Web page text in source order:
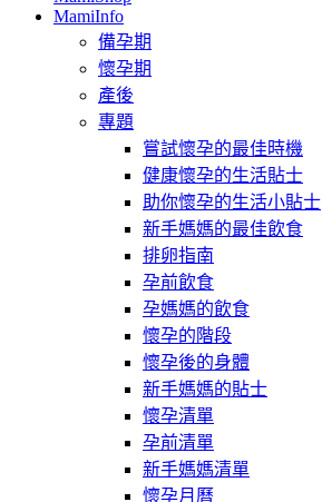
MamiInfo
備孕期
懷孕期
產後
專題
嘗試懷孕的最佳時機
健康懷孕的生活貼士
助你懷孕的生活小貼士
新手媽媽的最佳飲食
排卵指南
孕前飲食
孕媽媽的飲食
懷孕的階段
懷孕後的身體
新手媽媽的貼士
懷孕清單
孕前清單
新手媽媽清單
懷孕月曆